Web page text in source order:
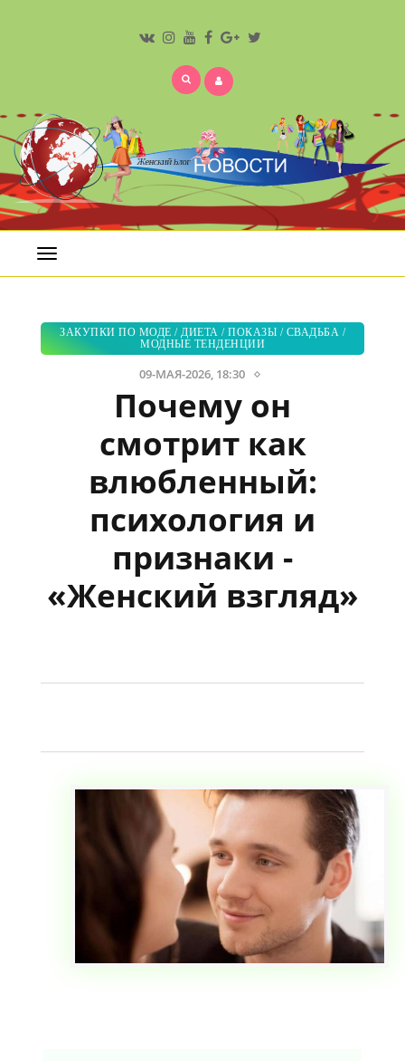
Открыть
меню
ЗАКУПКИ ПО МОДЕ / ДИЕТА / ПОКАЗЫ / СВАДЬБА /
МОДНЫЕ ТЕНДЕНЦИИ
09-МАЯ-2026, 18:30
Почему он
смотрит как
влюбленный:
психология и
признаки -
«Женский взгляд»